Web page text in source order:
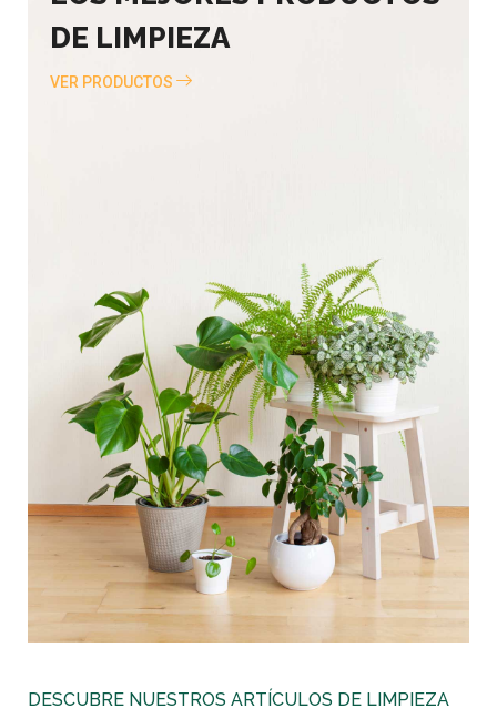
DE LIMPIEZA
VER PRODUCTOS
DESCUBRE NUESTROS ARTÍCULOS DE LIMPIEZA